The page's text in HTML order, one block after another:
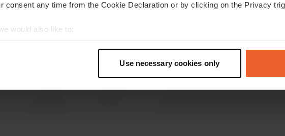
consent any time from the Cookie Declaration or by clicking on the Privacy
would also like to:
about your geographical location which can be accurate to within
about how your personal data is processed and set your preferences in the
Use necessary cookies only
vanaf 7 uur het wintersportdeel van het dorp
overkomt.